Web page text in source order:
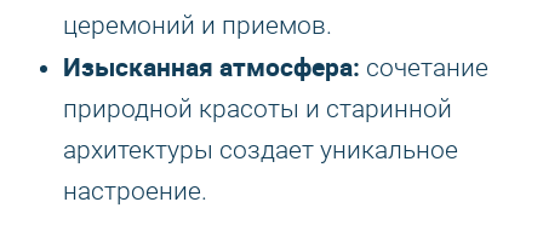
церемоний и приемов.
Изысканная атмосфера: сочетание
природной красоты и старинной
архитектуры создает уникальное
настроение.